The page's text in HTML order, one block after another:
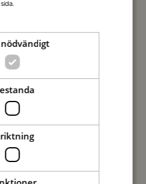
I ”gör så här” så
är väl skillnad på